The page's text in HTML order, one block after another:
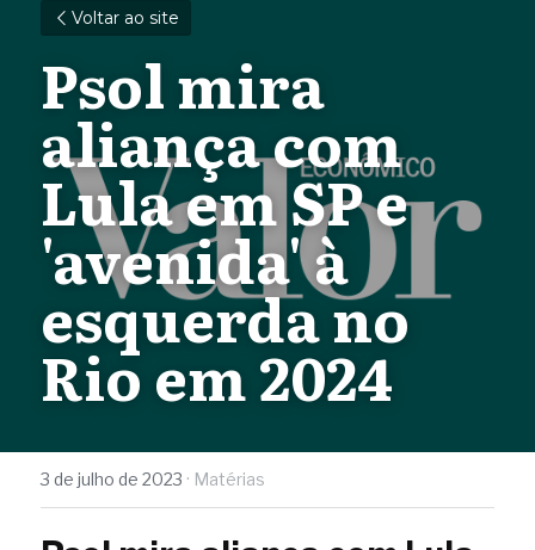
Voltar ao site
Psol mira
aliança com
Lula em SP e
'avenida' à
esquerda no
Rio em 2024
3 de julho de 2023 · Matérias